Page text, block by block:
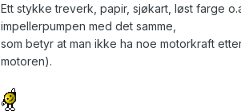
Ett stykke treverk, papir, sjøkart, løst farge
impellerpumpen med det samme,
som betyr at man ikke ha noe motorkraft
motoren).